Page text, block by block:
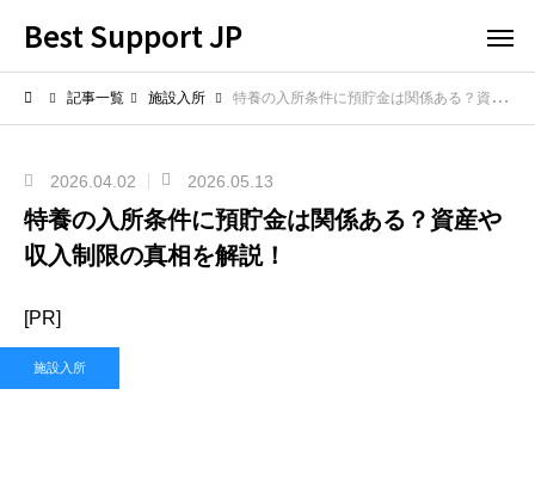
Best Support JP
記事一覧 施設入所 特養の入所条件に預貯金は関係ある？資産や収入制限の真相を解説！
2026.04.02 2026.05.13
特養の入所条件に預貯金は関係ある？資産や
収入制限の真相を解説！
[PR]
施設入所